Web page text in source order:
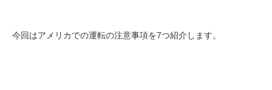
今回はアメリカでの運転の注意事項を7つ紹介します。